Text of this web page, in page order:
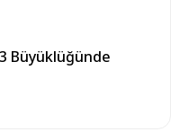
Büyüklüğünde